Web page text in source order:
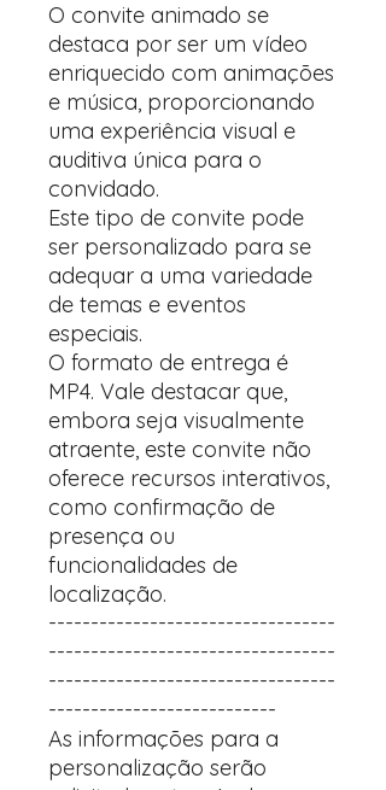
O convite animado se
destaca por ser um vídeo
enriquecido com animações
e música, proporcionando
uma experiência visual e
auditiva única para o
convidado.
Este tipo de convite pode
ser personalizado para se
adequar a uma variedade
de temas e eventos
especiais.
O formato de entrega é
MP4. Vale destacar que,
embora seja visualmente
atraente, este convite não
oferece recursos interativos,
como confirmação de
presença ou
funcionalidades de
localização.
----------------------------------
----------------------------------
----------------------------------
---------------------------
As informações para a
personalização serão